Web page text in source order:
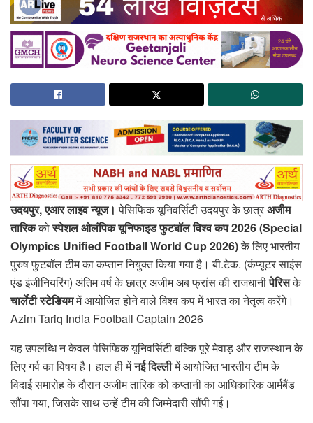
उदयपुर, एआर लाइव न्यूज। पेसिफिक यूनिवर्सिटी उदयपुर के छात्रअजीम
तारिककोस्पेशल ओलंपिक यूनिफाइड फुटबॉल विश्व कप 2026 (Special
Olympics Unified Football World Cup 2026)के लिए भारतीय
पुरुष फुटबॉल टीम का कप्तान नियुक्त किया गया है। बी.टेक. (कंप्यूटर साइंस
एंड इंजीनियरिंग) अंतिम वर्ष के छात्र अजीम अब फ्रांस की राजधानीपेरिसके
चार्लेटी स्टेडियममें आयोजित होने वाले विश्व कप में भारत का नेतृत्व करेंगे।
Azim Tariq India Football Captain 2026
यह उपलब्धि न केवल पेसिफिक यूनिवर्सिटी बल्कि पूरे मेवाड़ और राजस्थान के
लिए गर्व का विषय है। हाल ही मेंनई दिल्लीमें आयोजित भारतीय टीम के
विदाई समारोह के दौरान अजीम तारिक को कप्तानी का आधिकारिक आर्मबैंड
सौंपा गया, जिसके साथ उन्हें टीम की जिम्मेदारी सौंपी गई।